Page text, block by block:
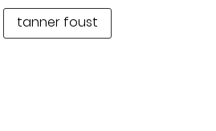
tanner foust